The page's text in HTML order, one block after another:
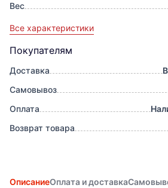
Вес
Все характеристики
Покупателям
Доставка
Самовывоз
Оплата
Возврат товара
ОписаниеОплата и доставка